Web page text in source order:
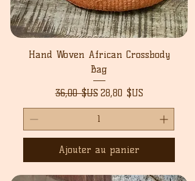
Hand Woven African Crossbody
Bag
Prix original
36,00 $US Prix promotionnel
28,80 $US
Ajouter au panier